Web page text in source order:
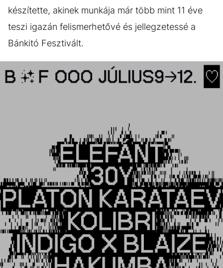
készítette, akinek munkája már több mint 11 éve
teszi igazán felismerhetővé és jellegzetessé a
Bánkitó Fesztivált.